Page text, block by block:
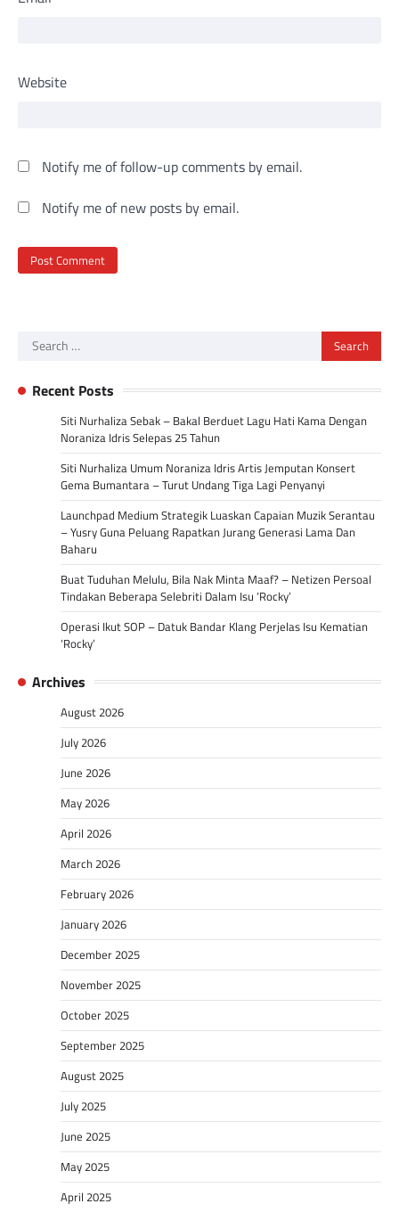
Website
Notify me of follow-up comments by email.
Notify me of new posts by email.
Search
Recent Posts
Siti Nurhaliza Sebak – Bakal Berduet Lagu Hati Kama Dengan
Noraniza Idris Selepas 25 Tahun
Siti Nurhaliza Umum Noraniza Idris Artis Jemputan Konsert
Gema Bumantara – Turut Undang Tiga Lagi Penyanyi
Launchpad Medium Strategik Luaskan Capaian Muzik Serantau
– Yusry Guna Peluang Rapatkan Jurang Generasi Lama Dan
Baharu
Buat Tuduhan Melulu, Bila Nak Minta Maaf? – Netizen Persoal
Tindakan Beberapa Selebriti Dalam Isu ‘Rocky’
Operasi Ikut SOP – Datuk Bandar Klang Perjelas Isu Kematian
‘Rocky’
Archives
August 2026
July 2026
June 2026
May 2026
April 2026
March 2026
February 2026
January 2026
December 2025
November 2025
October 2025
September 2025
August 2025
July 2025
June 2025
May 2025
April 2025